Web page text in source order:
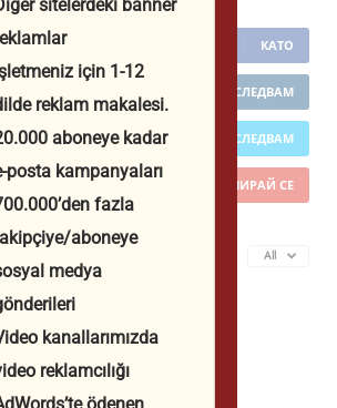
КАТО
ПОСЛЕДВАМ
ПОСЛЕДВАМ
АБОНИРАЙ СЕ
All
sitelerdeki banner
için 1-12
reklam makalesi.
aboneye kadar
posta kampanyaları
fazla
aboneye
medya
kanallarımızda
reklamcılığı